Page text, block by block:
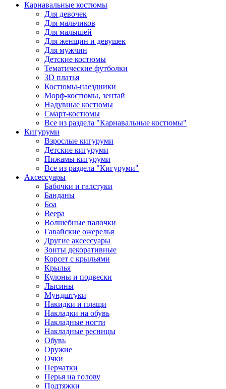
Карнавальные костюмы
Для девочек
Для мальчиков
Для малышей
Для женщин и девушек
Для мужчин
Детские костюмы
Тематические футболки
3D платья
Костюмы-наездники
Морф-костюмы, зентай
Надувные костюмы
Смарт-костюмы
Все из раздела "Карнавальные костюмы"
Кигуруми
Взрослые кигуруми
Детские кигуруми
Пижамы кигуруми
Все из раздела "Кигуруми"
Аксессуары
Бабочки и галстуки
Банданы
Боа
Веера
Волшебные палочки
Гавайские ожерелья
Другие аксессуары
Зонты декоративные
Корсет с крыльями
Крылья
Кулоны и подвески
Лысины
Мундштуки
Накидки и плащи
Накладки на обувь
Накладные ногти
Накладные ресницы
Обувь
Оружие
Очки
Перчатки
Перья на голову
Подтяжки